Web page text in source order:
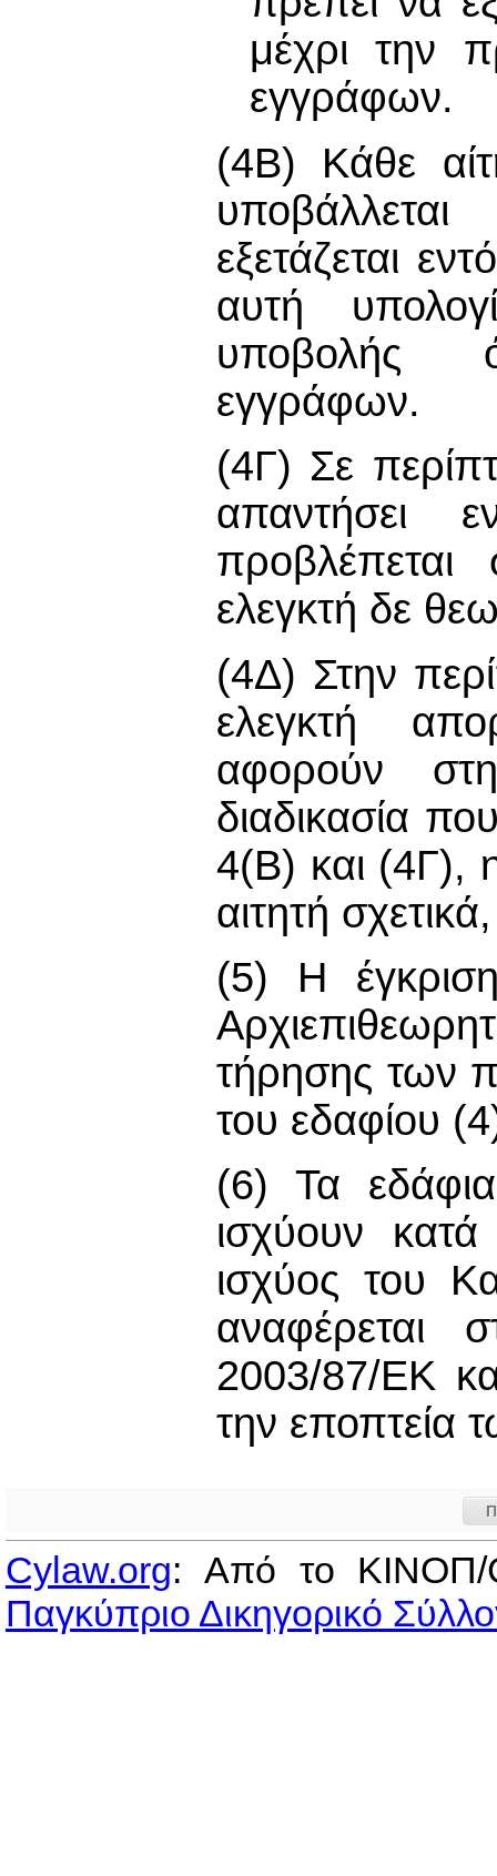
μέχρι την
εγγράφων.
(4Β) Κάθε
εξετάζεται
αυτή
υποβολής
εγγράφων.
(4Γ) Σε
απαντήσει
ελεγκτή δε
(4Δ) Στην
ελεγκτή
αφορούν
διαδικασία
4(Β) και (4Γ),
αιτητή
(5) Η
τήρησης των
του εδαφίου
(6) Τα
ισχύουν
ισχύος του
αναφέρεται
2003/87/ΕΚ
την εποπτεία
Cylaw.org: Από το
Παγκύπριο Δικηγορικό